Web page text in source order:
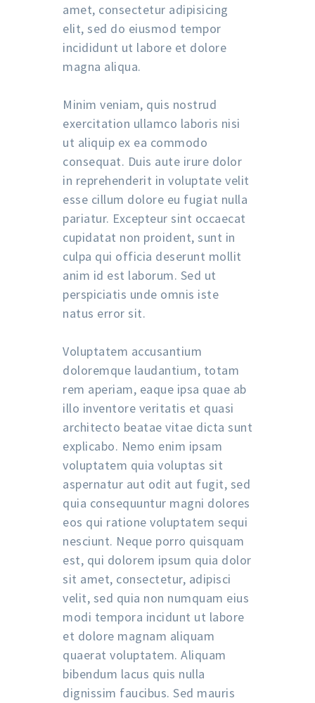
amet, consectetur adipisicing
elit, sed do eiusmod tempor
incididunt ut labore et dolore
magna aliqua.
Minim veniam, quis nostrud
exercitation ullamco laboris nisi
ut aliquip ex ea commodo
consequat. Duis aute irure dolor
in reprehenderit in voluptate velit
esse cillum dolore eu fugiat nulla
pariatur. Excepteur sint occaecat
cupidatat non proident, sunt in
culpa qui officia deserunt mollit
anim id est laborum. Sed ut
perspiciatis unde omnis iste
natus error sit.
Voluptatem accusantium
doloremque laudantium, totam
rem aperiam, eaque ipsa quae ab
illo inventore veritatis et quasi
architecto beatae vitae dicta sunt
explicabo. Nemo enim ipsam
voluptatem quia voluptas sit
aspernatur aut odit aut fugit, sed
quia consequuntur magni dolores
eos qui ratione voluptatem sequi
nesciunt. Neque porro quisquam
est, qui dolorem ipsum quia dolor
sit amet, consectetur, adipisci
velit, sed quia non numquam eius
modi tempora incidunt ut labore
et dolore magnam aliquam
quaerat voluptatem. Aliquam
bibendum lacus quis nulla
dignissim faucibus. Sed mauris